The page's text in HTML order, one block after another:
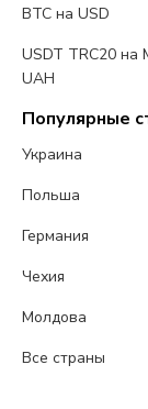
BTC на USD
USDT TRC20 на
UAH
Популярные
Украина
Польша
Германия
Чехия
Молдова
Все страны